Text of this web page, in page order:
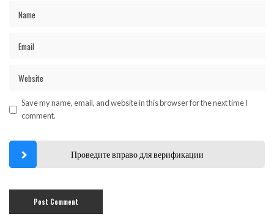
Save my name, email, and website in this browser for the next time I
comment.
Проведите вправо для верификации